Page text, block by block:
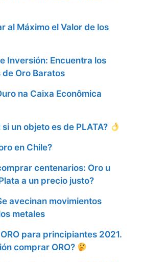
al Máximo el Valor de los
Inversión: Encuentra los
Oro Baratos
na Caixa Econômica
si un objeto es de PLATA?
en Chile?
centenarios: Oro u
a un precio justo?
avecinan movimientos
metales
para principiantes 2021.
comprar ORO?